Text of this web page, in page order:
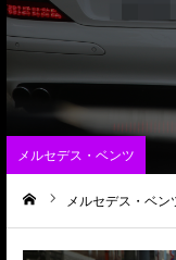
メルセデス・ベンツ
メルセデス・ベン
当サイトについて
リンク